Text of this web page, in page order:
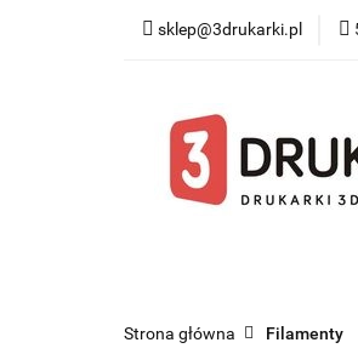
sklep@3drukarki.pl
Strona główna Filamenty